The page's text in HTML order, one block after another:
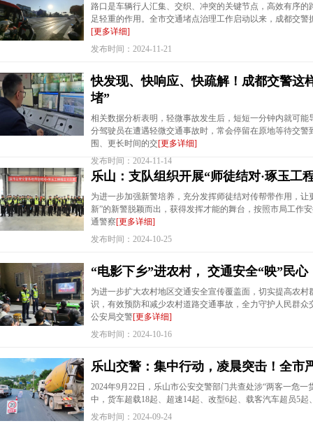
路口是车辆行人汇集、交织、冲突的关键节点，高效有序
足轻重的作用。全市交通堵点治理工作启动以来，成都交
[更多详细]
发布时间：2024-11-21
快发现、快响应、快疏解！成都交警这
堵”
相关数据分析表明，轻微事故发生后，短短一分钟内就可能
分驾驶员在遭遇轻微交通事故时，常会停留在原地等待交
围、更长时间的交[更多详细]
发布时间：2024-11-14
乐山：支队组织开展“师徒结对·琢玉工
为进一步加强新警培养，充分发挥师徒结对传帮带作用，
新”的新警脱颖而出，获得发挥才能的舞台，按照市局工作
通警察[更多详细]
发布时间：2024-10-25
“电影下乡”进农村， 交通安全“映”民心
为进一步扩大农村地区交通安全宣传覆盖面，切实提高农
识，有效预防和减少农村道路交通事故，全力守护人民群众
公安局交警[更多详细]
发布时间：2024-10-16
乐山交警：集中行动，凌晨突击！全
2024年9月22日，乐山市公安交警部门共查处涉“两客一危
中，货车超载18起、超速14起、改型6起、载客汽车超员5起
发布时间：2024-09-24